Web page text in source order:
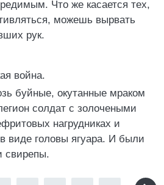
Что же касается тех,
можешь вырвать
рук.
война.
буйные, окутанные мраком
солдат с золочеными
нагрудниках и
виде головы ягуара. И были
свирепы.